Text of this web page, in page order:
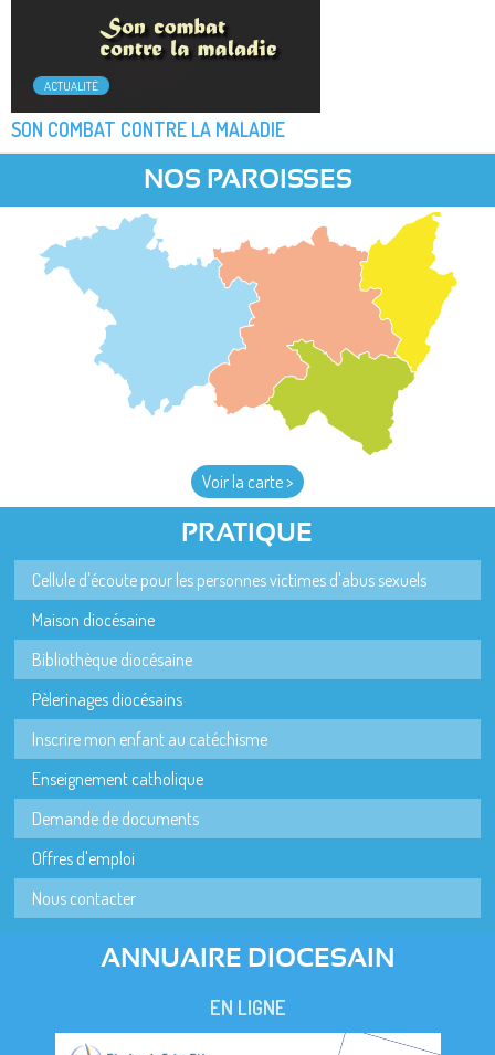
ACTUALITÉ
SON COMBAT CONTRE LA MALADIE
NOS PAROISSES
Voir la carte >
PRATIQUE
Cellule d'écoute pour les personnes victimes d'abus sexuels
Maison diocésaine
Bibliothèque diocésaine
Pèlerinages diocésains
Inscrire mon enfant au catéchisme
Enseignement catholique
Demande de documents
Offres d'emploi
Nous contacter
ANNUAIRE DIOCESAIN
EN LIGNE